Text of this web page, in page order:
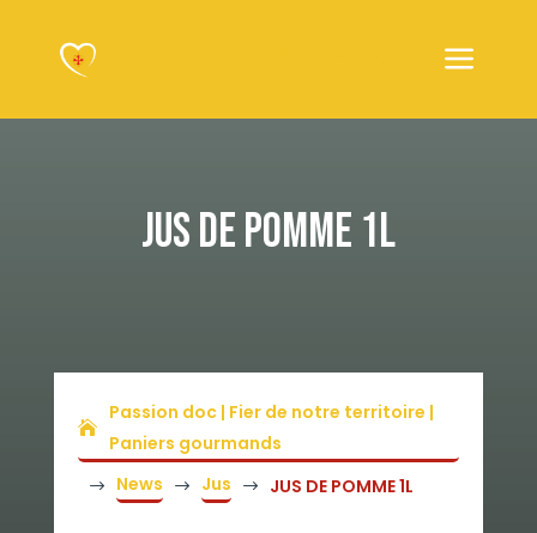
JUS DE POMME 1L
Passion doc | Fier de notre territoire |
Paniers gourmands
$ News $ Jus $ JUS DE POMME 1L